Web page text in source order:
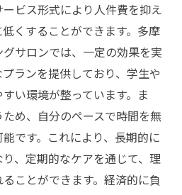
ビス形式により人件費を抑え
くすることができます。多摩
サロンでは、一定の効果を実
ランを提供しており、学生や
い環境が整っています。ま
め、自分のペースで時間を無
です。これにより、長期的に
、定期的なケアを通じて、理
ことができます。経済的に負